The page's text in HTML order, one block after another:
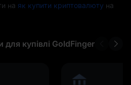
на як купити криптовалюту на
купівлі GoldFinger